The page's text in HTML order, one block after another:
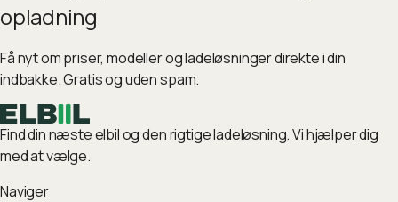
opladning
Få nyt om priser, modeller og ladeløsninger direkte i din
indbakke. Gratis og uden spam.
Find din næste elbil og den rigtige ladeløsning. Vi hjælper dig
med at vælge.
Naviger